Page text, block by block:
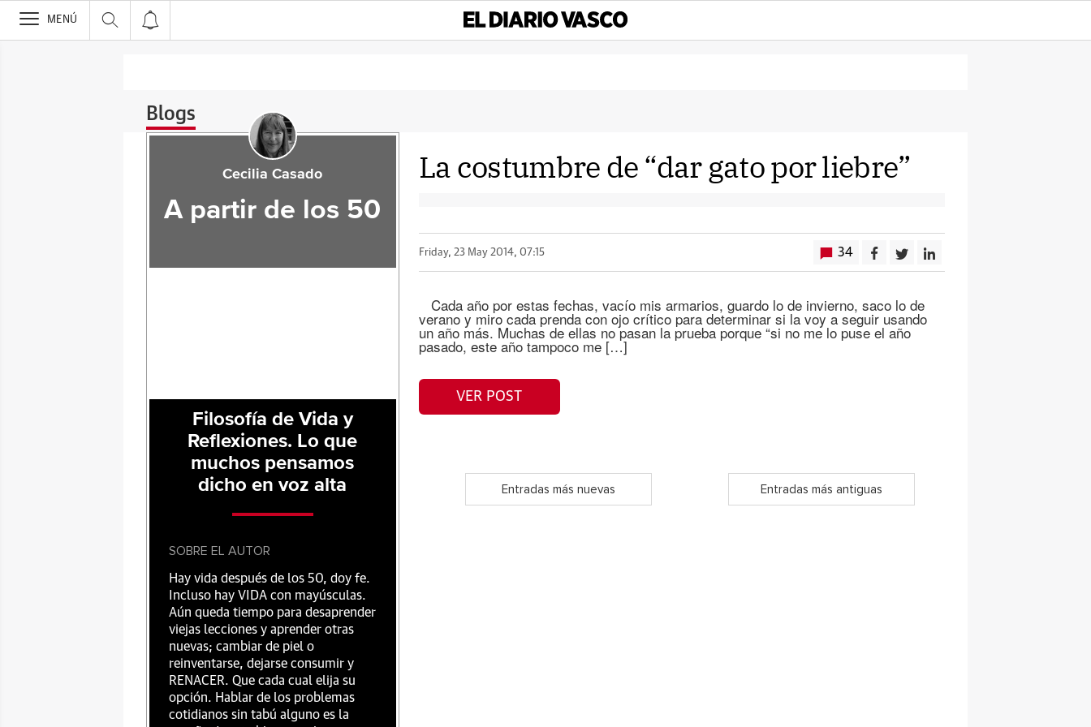
>
MENÚ
Blogs
La costumbre de “dar gato por liebre”
Friday, 23 May 2014, 07:15 34
Cada año por estas fechas, vacío mis armarios, guardo lo de invierno, saco lo de
verano y miro cada prenda con ojo crítico para determinar si la voy a seguir usando
un año más. Muchas de ellas no pasan la prueba porque “si no me lo puse el año
pasado, este año tampoco me […]
VER POST
Entradas más nuevas Entradas más antiguas
Cecilia Casado
A partir de los 50
Filosofía de Vida y
Reflexiones. Lo que
muchos pensamos
dicho en voz alta
SOBRE EL AUTOR
Hay vida después de los 50, doy fe.
Incluso hay VIDA con mayúsculas.
Aún queda tiempo para desaprender
viejas lecciones y aprender otras
nuevas; cambiar de piel o
reinventarse, dejarse consumir y
RENACER. Que cada cual elija su
opción. Hablar de los problemas
cotidianos sin tabú alguno es la